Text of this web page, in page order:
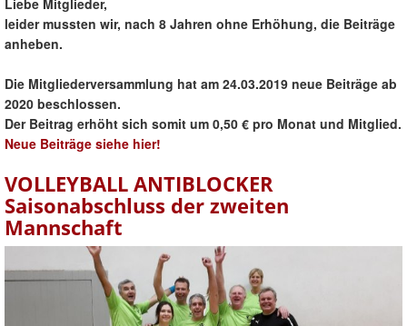
Gesundheitssport + Kurse
Jugendweb
Login/out
Liebe Mitglieder,
leider mussten wir, nach 8 Jahren ohne Erhöhung, die Beiträge
anheben.
Die Mitgliederversammlung hat am 24.03.2019 neue Beiträge ab
2020 beschlossen.
Der Beitrag erhöht sich somit um 0,50 € pro Monat und Mitglied.
Neue Beiträge siehe hier!
VOLLEYBALL ANTIBLOCKER
Saisonabschluss der zweiten
Mannschaft